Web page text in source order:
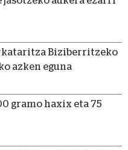
Biziberritzeko
azken eguna
gramo haxix eta 75